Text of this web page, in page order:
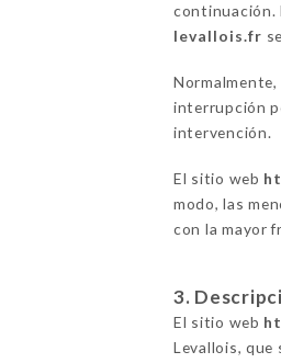
continuación.
levallois.fr
interrupción
intervención.
El sitio web
modo, las
con la mayor
3.
El sitio web
Levallois, que